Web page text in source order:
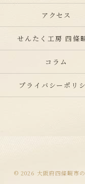
アクセス
せんたく工房 四條
コラム
プライバシーポリ
© 2026 大阪府四條畷市